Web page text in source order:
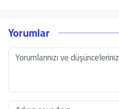
Yorumlar